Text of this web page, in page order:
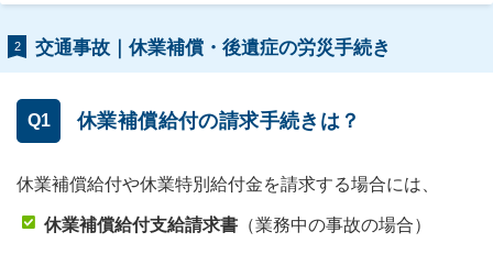
2 交通事故｜休業補償・後遺症の労災手続き
Q1 休業補償給付の請求手続きは？
休業補償給付や休業特別給付金を請求する場合には、
休業補償給付支給請求書 （業務中の事故の場合）